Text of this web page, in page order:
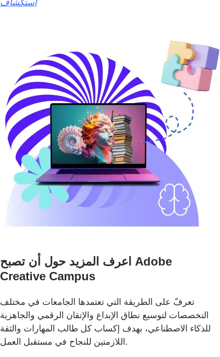
استكشاف
اعرف المزيد حول أن تصبح Adobe
Creative Campus
تعرفّ على الطريقة التي تعتمدها الجامعات في مختلف
التخصصات لتوسيع نطاق الإبداع والإتقان الرقمي والجاهزية
للذكاء الاصطناعي، بهدف إكساب كل طالب المهارات والثقة
اللازمتين للنجاح في مستقبل العمل.